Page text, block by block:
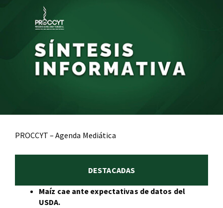
PROCCYT – Agenda Mediática
DESTACADAS
Maíz cae ante expectativas de datos del
USDA.